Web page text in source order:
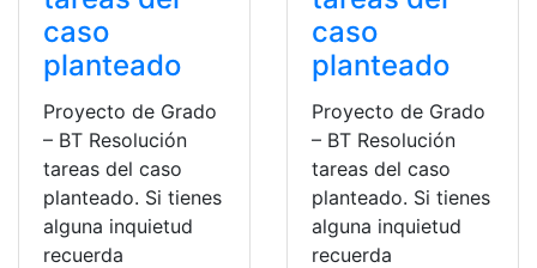
caso
planteado
Proyecto de Grado
– BT Resolución
tareas del caso
planteado. Si tienes
alguna inquietud
recuerda
caso
planteado
Proyecto de Grado
– BT Resolución
tareas del caso
planteado. Si tienes
alguna inquietud
recuerda